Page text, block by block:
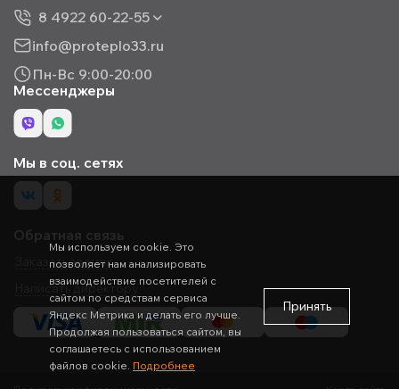
8 4922 60-22-55
info@proteplo33.ru
Пн-Вс 9:00-20:00
Мессенджеры
Мы в соц. сетях
Обратная связь
Заказать звонок
Написать директору
Мы используем cookie. Это
позволяет нам анализировать
взаимодействие посетителей с
сайтом по средствам сервиса
Яндекс Метрика и делать его лучше.
Продолжая пользоваться сайтом, вы
соглашаетесь с использованием
файлов cookie. Подробнее
Принять